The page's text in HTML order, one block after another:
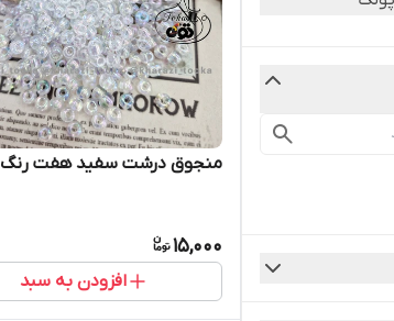
منجوق درشت سفید هفت رنگ
15,000
افزودن به سبد